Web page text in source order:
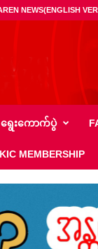
NEWS(ENGLISH
ရွေး‌ကောက်ပွဲ
KIC MEMBERSHIP